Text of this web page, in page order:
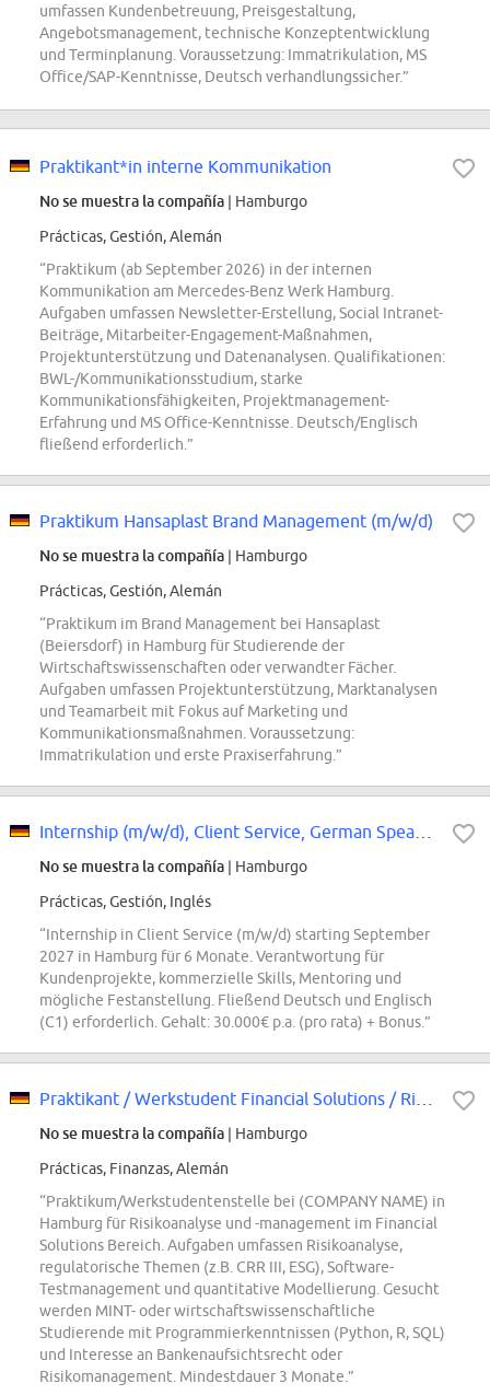
umfassen Kundenbetreuung, Preisgestaltung,
Angebotsmanagement, technische Konzeptentwicklung
und Terminplanung. Voraussetzung: Immatrikulation, MS
Office/SAP-Kenntnisse, Deutsch verhandlungssicher.”
Praktikant*in interne Kommunikation
No se muestra la compañía | Hamburgo
Prácticas, Gestión, Alemán
“Praktikum (ab September 2026) in der internen
Kommunikation am Mercedes-Benz Werk Hamburg.
Aufgaben umfassen Newsletter-Erstellung, Social Intranet-
Beiträge, Mitarbeiter-Engagement-Maßnahmen,
Projektunterstützung und Datenanalysen. Qualifikationen:
BWL-/Kommunikationsstudium, starke
Kommunikationsfähigkeiten, Projektmanagement-
Erfahrung und MS Office-Kenntnisse. Deutsch/Englisch
fließend erforderlich.”
Praktikum Hansaplast Brand Management (m/w/d)
No se muestra la compañía | Hamburgo
Prácticas, Gestión, Alemán
“Praktikum im Brand Management bei Hansaplast
(Beiersdorf) in Hamburg für Studierende der
Wirtschaftswissenschaften oder verwandter Fächer.
Aufgaben umfassen Projektunterstützung, Marktanalysen
und Teamarbeit mit Fokus auf Marketing und
Kommunikationsmaßnahmen. Voraussetzung:
Immatrikulation und erste Praxiserfahrung.”
No se muestra la compañía | Hamburgo
Prácticas, Gestión, Inglés
“Internship in Client Service (m/w/d) starting September
2027 in Hamburg für 6 Monate. Verantwortung für
Kundenprojekte, kommerzielle Skills, Mentoring und
mögliche Festanstellung. Fließend Deutsch und Englisch
(C1) erforderlich. Gehalt: 30.000€ p.a. (pro rata) + Bonus.”
No se muestra la compañía | Hamburgo
Prácticas, Finanzas, Alemán
“Praktikum/Werkstudentenstelle bei (COMPANY NAME) in
Hamburg für Risikoanalyse und -management im Financial
Solutions Bereich. Aufgaben umfassen Risikoanalyse,
regulatorische Themen (z.B. CRR III, ESG), Software-
Testmanagement und quantitative Modellierung. Gesucht
werden MINT- oder wirtschaftswissenschaftliche
Studierende mit Programmierkenntnissen (Python, R, SQL)
und Interesse an Bankenaufsichtsrecht oder
Risikomanagement. Mindestdauer 3 Monate.”